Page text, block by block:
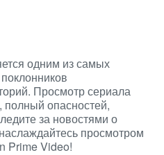
одним из самых
Просмотр сериала
полный опасностей,
за новостями о
просмотром
Prime Video!